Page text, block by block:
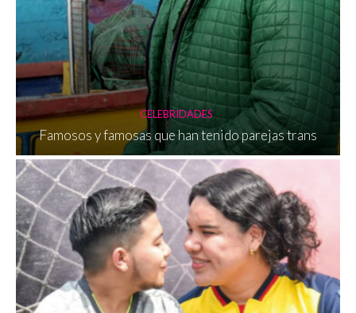
CELEBRIDADES
Famosos y famosas que han tenido parejas trans